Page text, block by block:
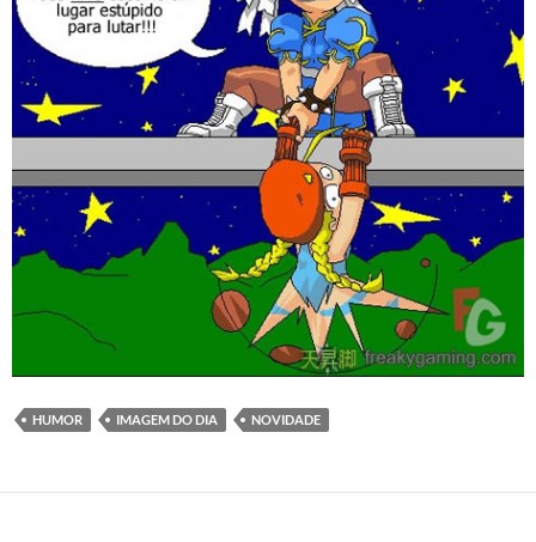
HUMOR IMAGEM DO DIA NOVIDADE